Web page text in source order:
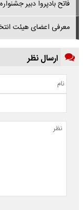
فاتح بادپروا دبیر
معرفی اعضای هیئت
ارسال نظر